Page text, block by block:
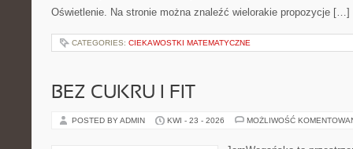
Oświetlenie. Na stronie można znaleźć wielorakie propozycje […]
CATEGORIES: CIEKAWOSTKI MATEMATYCZNE
BEZ CUKRU I FIT
POSTED BY ADMIN KWI - 23 - 2026 MOŻLIWOŚĆ